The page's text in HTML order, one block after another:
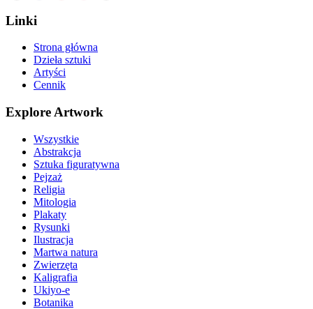
Linki
Strona główna
Dzieła sztuki
Artyści
Cennik
Explore Artwork
Wszystkie
Abstrakcja
Sztuka figuratywna
Pejzaż
Religia
Mitologia
Plakaty
Rysunki
Ilustracja
Martwa natura
Zwierzęta
Kaligrafia
Ukiyo-e
Botanika